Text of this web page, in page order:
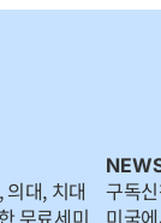
대, 치대
무료세미
구독
미국